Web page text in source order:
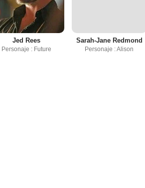
Jed Rees
Personaje : Future
Sarah-Jane Redmond
Personaje : Alison